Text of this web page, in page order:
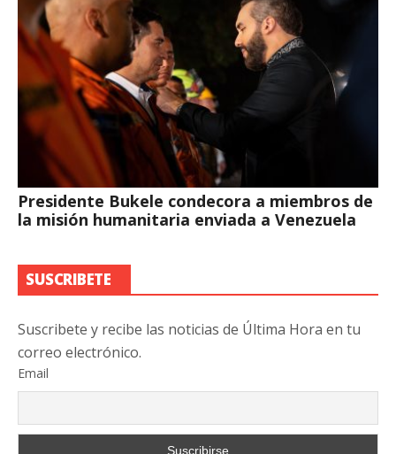
Presidente Bukele condecora a miembros de
la misión humanitaria enviada a Venezuela
SUSCRIBETE
Suscribete y recibe las noticias de Última Hora en tu
correo electrónico.
Email